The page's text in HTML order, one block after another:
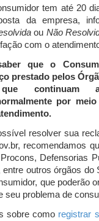
tem até 20
da empresa,
ou Não
com o
que o
prestado pelos
que continuam
por
resolver sua
recomendamos
Defensorias
outros órgãos do
que poderão
seu problema de
sobre como registrar